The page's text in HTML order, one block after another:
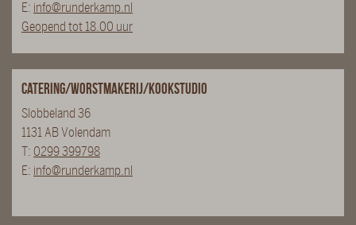
E: info@runderkamp.nl
Geopend tot 18.00 uur
Catering/Worstmakerij/Kookstudio
Slobbeland 36
1131 AB Volendam
T: 0299 399798
E: info@runderkamp.nl